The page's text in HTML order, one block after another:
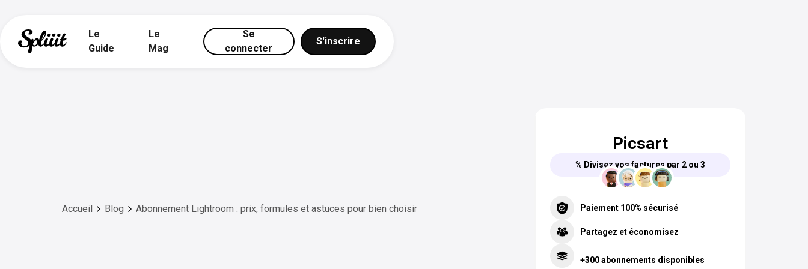
Le
Guide
Le
Mag
Se
connecter
S'inscrire
Accueil Blog Abonnement Lightroom : prix, formules et astuces pour bien choisir
Picsart
% Divisez vos factures par 2 ou 3
Paiement 100% sécurisé
Partagez et économisez
+300 abonnements disponibles